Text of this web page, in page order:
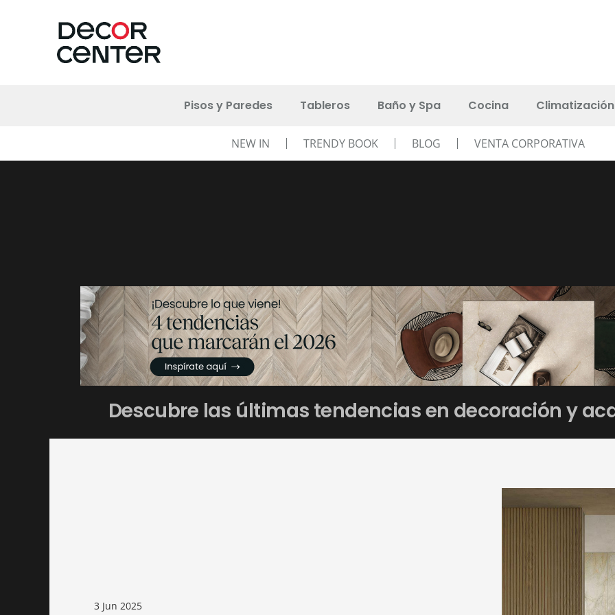
Pisos y Paredes Tableros Baño y Spa Cocina Climatización
NEW IN TRENDY BOOK BLOG VENTA CORPORATIVA
Descubre las últimas tendencias en decoración y
3 Jun 2025